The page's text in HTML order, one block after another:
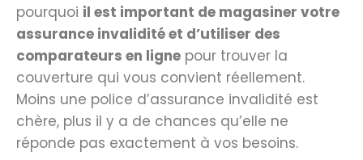
pourquoi il est important de magasiner votre
assurance invalidité et d’utiliser des
comparateurs en ligne pour trouver la
couverture qui vous convient réellement.
Moins une police d’assurance invalidité est
chère, plus il y a de chances qu’elle ne
réponde pas exactement à vos besoins.